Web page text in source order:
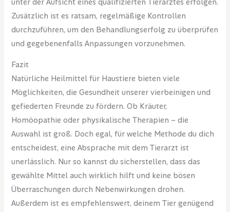
unter der Aufsicht eines qualifizierten Tierarztes erfolgen.
Zusätzlich ist es ratsam, regelmäßige Kontrollen
durchzuführen, um den Behandlungserfolg zu überprüfen
und gegebenenfalls Anpassungen vorzunehmen.
Fazit
Natürliche Heilmittel für Haustiere bieten viele
Möglichkeiten, die Gesundheit unserer vierbeinigen und
gefiederten Freunde zu fördern. Ob Kräuter,
Homöopathie oder physikalische Therapien – die
Auswahl ist groß. Doch egal, für welche Methode du dich
entscheidest, eine Absprache mit dem Tierarzt ist
unerlässlich. Nur so kannst du sicherstellen, dass das
gewählte Mittel auch wirklich hilft und keine bösen
Überraschungen durch Nebenwirkungen drohen.
Außerdem ist es empfehlenswert, deinem Tier genügend